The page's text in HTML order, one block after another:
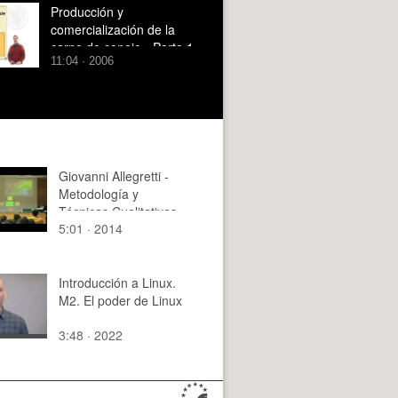
Producción y
comercialización de la
carne de conejo - Parte 1
11:04 · 2006
Giovanni Allegretti -
Metodología y
Técnicas Cualitativas
de Investigación (parte
5:01 · 2014
Introducción a Linux.
M2. El poder de Linux
3:48 · 2022